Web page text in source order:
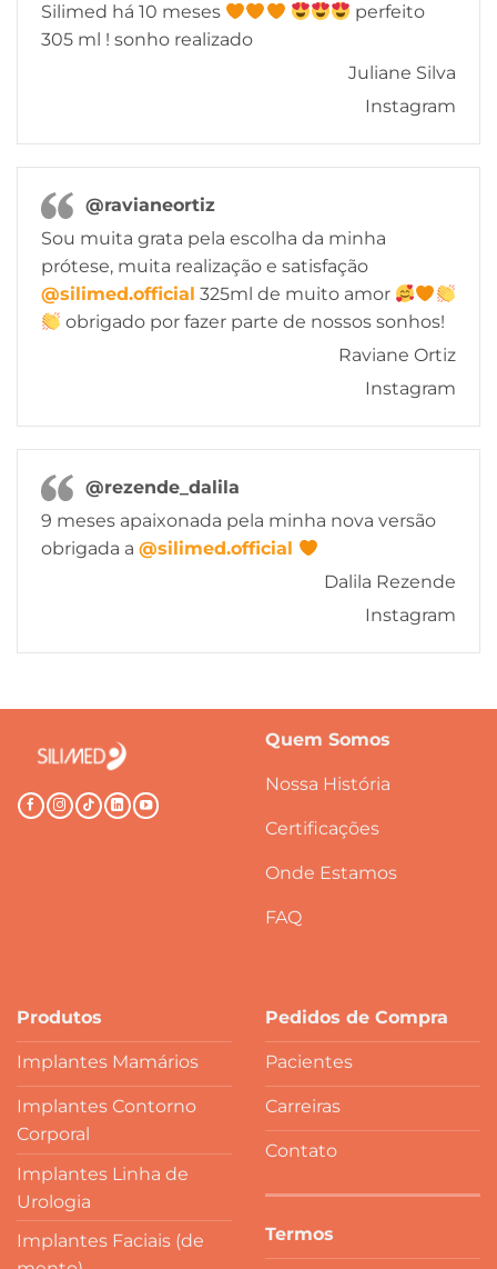
Silimed há 10 meses
perfeito
305 ml ! sonho realizado
Juliane Silva
Instagram
@ravianeortiz
Sou muita grata pela escolha da minha
prótese, muita realização e satisfação
@silimed.official 325ml de muito amor
obrigado por fazer parte de nossos sonhos!
Raviane Ortiz
Instagram
@rezende_dalila
9 meses apaixonada pela minha nova versão
obrigada a @silimed.official
Dalila Rezende
Instagram
Quem Somos
Nossa História
Certificações
Onde Estamos
FAQ
Produtos
Implantes Mamários
Implantes Contorno
Corporal
Implantes Linha de
Urologia
Implantes Faciais (de
Pedidos de Compra
Pacientes
Carreiras
Contato
Termos